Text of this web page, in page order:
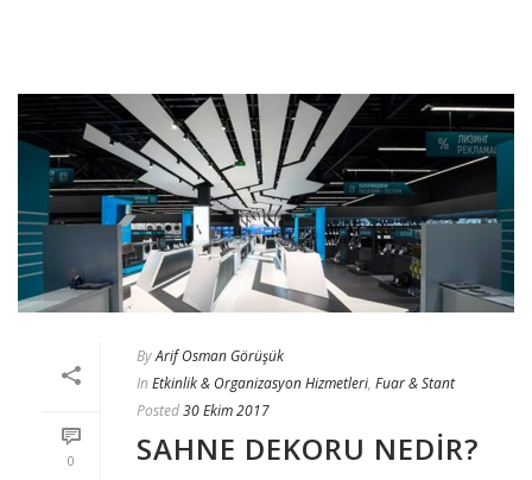
0
ByArif Osman Görüşük
In Etkinlik & Organizasyon Hizmetleri, Fuar & Stant
Posted30 Ekim 2017
SAHNE DEKORU NEDIR?